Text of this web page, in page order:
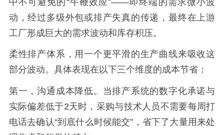
动，经过多级外包或排产失真的传递，最终在上游
工厂形成巨大的需求波动和库存积压。
柔性排产体系，用一个更平滑的生产曲线来吸收这
部分波动。具体表现在以下三个维度的成本节省：
第一，沟通成本降低。当排产系统的数字化承诺与
实际偏差低于2天时，采购与技术人员不需要每周打
电话去确认“到底什么时候能交”，省下了大量用来处